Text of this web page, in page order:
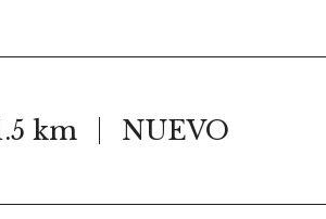
km NUEVO